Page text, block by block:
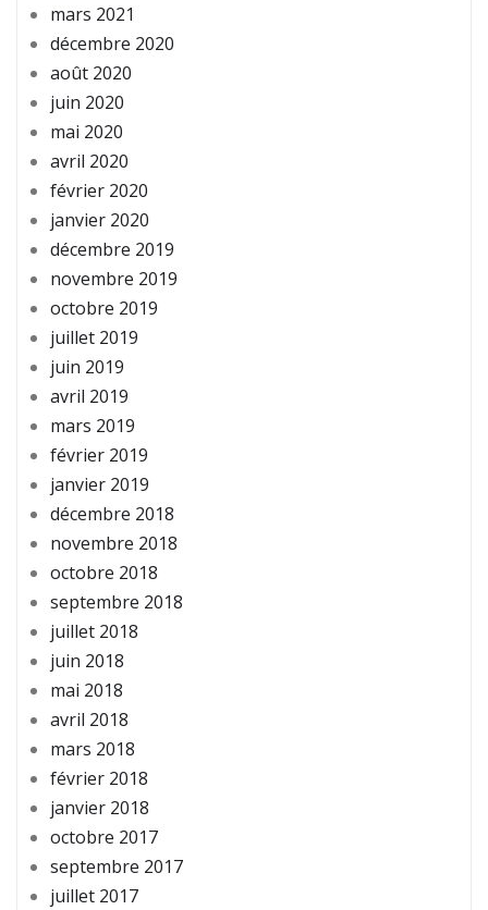
mars 2021
décembre 2020
août 2020
juin 2020
mai 2020
avril 2020
février 2020
janvier 2020
décembre 2019
novembre 2019
octobre 2019
juillet 2019
juin 2019
avril 2019
mars 2019
février 2019
janvier 2019
décembre 2018
novembre 2018
octobre 2018
septembre 2018
juillet 2018
juin 2018
mai 2018
avril 2018
mars 2018
février 2018
janvier 2018
octobre 2017
septembre 2017
juillet 2017